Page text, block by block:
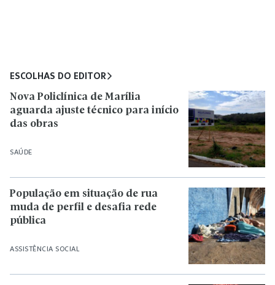
ESCOLHAS DO EDITOR
SAÚDE
Nova Policlínica de Marília
aguarda ajuste técnico para início
das obras
ASSISTÊNCIA SOCIAL
População em situação de rua
muda de perfil e desafia rede
pública